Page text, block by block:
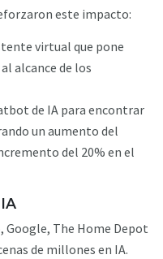
este impacto:
virtual que pone
alcance de los
de IA para encontrar
un aumento del
del 20% en el
Google, The Home Depot
de millones en IA.